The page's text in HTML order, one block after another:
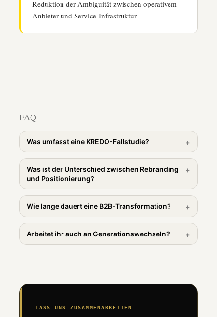
Reduktion der Ambiguität zwischen operativem
Anbieter und Service‑Infrastruktur
FAQ
Was umfasst eine KREDO-Fallstudie?
Was ist der Unterschied zwischen Rebranding
und Positionierung?
Wie lange dauert eine B2B-Transformation?
Arbeitet ihr auch an Generationswechseln?
LASS UNS ZUSAMMENARBEITEN